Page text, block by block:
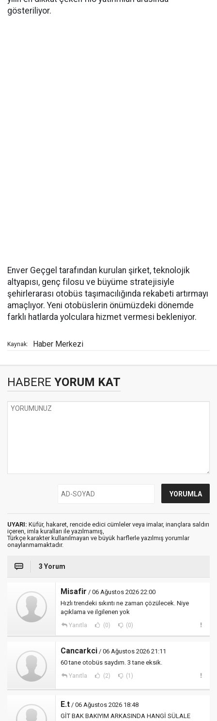
gösteriliyor.
Enver Geçgel tarafından kurulan şirket, teknolojik
altyapısı, genç filosu ve büyüme stratejisiyle
şehirlerarası otobüs taşımacılığında rekabeti artırmayı
amaçlıyor. Yeni otobüslerin önümüzdeki dönemde
farklı hatlarda yolculara hizmet vermesi bekleniyor.
Kaynak: Haber Merkezi
HABERE YORUM KAT
UYARI: Küfür, hakaret, rencide edici cümleler veya imalar, inançlara saldırı
içeren, imla kuralları ile yazılmamış,
Türkçe karakter kullanılmayan ve büyük harflerle yazılmış yorumlar
onaylanmamaktadır.
3 Yorum
Misafir / 06 Ağustos 2026 22:00
Hızlı trendeki sıkıntı ne zaman çözülecek. Niye
açıklama ve ilgilenen yok
Yanıtla (0) (0)
Cancarkci / 06 Ağustos 2026 21:11
60 tane otobüs saydım. 3 tane eksik.
Yanıtla (2) (1)
E.t / 06 Ağustos 2026 18:48
GİT BAK BAKIYIM ARKASINDA HANGİ SÜLALE